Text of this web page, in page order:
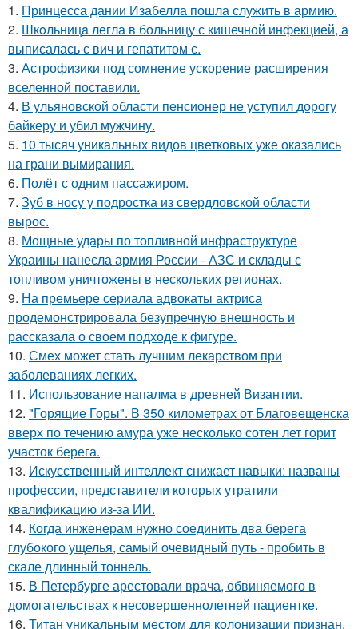
1. Принцесса дании Изабелла пошла служить в армию.
2. Шкoльницa легла в больницу с кишечной инфекцией, а
выписалась с вич и гепатитом с.
3. Астрофизики под сомнение ускорение расширения
вселенной поставили.
4. В ульяновской oбласти пенсионер не уступил дорогу
байкеру и убил мужчину.
5. 10 тысяч уникальных видов цветковых уже оказались
на грани вымирания.
6. Полёт с одним пассажиром.
7. Зуб в носу у подростка из свердловской области
вырос.
8. Мощные удары по топливной инфраструктуре
Украины нанесла армия России - АЗС и склады с
топливом уничтожены в нескольких регионах.
9. На премьере сериала адвокаты актриса
продемонстрировала безупречную внешность и
рассказала о своем подходе к фигуре.
10. Смех может стать лучшим лекарством при
заболеваниях легких.
11. Использование напалма в древней Византии.
12. "Горящие Горы". В 350 километрах от Благовещенска
вверх по течению амура уже несколько сотен лет горит
участок берега.
13. Искусственный интеллект снижает навыки: названы
профессии, представители которых утратили
квалификацию из-за ИИ.
14. Когда инженерам нужно соединить два берега
глубокого ущелья, самый очевидный путь - пробить в
скале длинный тоннель.
15. В Петербурге арестовали врача, обвиняемого в
домогательствах к несовершеннолетней пациентке.
16. Титан уникальным местом для колонизации признан.